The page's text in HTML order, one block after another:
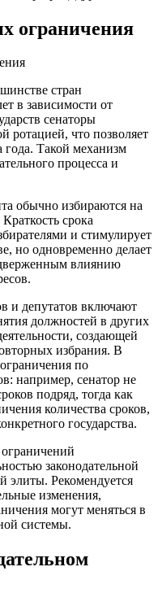
ограничения
стран
в зависимости от
сенаторы
ротацией, что позволяет
года. Такой механизм
процесса и
обычно избираются на
срока
и стимулирует
но одновременно делает
влиянию
и депутатов включают
должностей в других
создающей
избрания. В
по
например, сенатор не
подряд, тогда как
количества сроков,
государства.
законодательной
элиты. Рекомендуется
изменения,
могут меняться в
системы.